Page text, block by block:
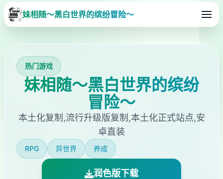
妹相随～黑白世界的缤纷冒险～
热门游戏
妹相随～黑白世界的缤纷
冒险～
本土化复制,流行升级版复制,本土化正式站点,安
卓直装
RPG 异世界 养成
润色版下载